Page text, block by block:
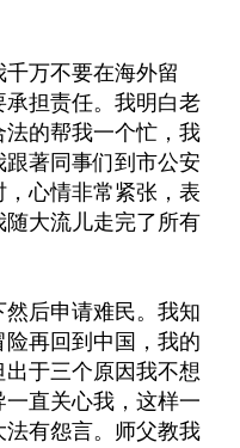
万不要在海外留
担责任。我明白老
的帮我一个忙，我
著同事们到市公安
心情非常紧张，表
大流儿走完了所有
后申请难民。我知
再回到中国，我的
于三个原因我不想
直关心我，这样一
有怨言。师父教我